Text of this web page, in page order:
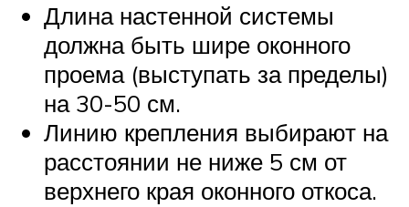
Длина настенной системы
должна быть шире оконного
проема (выступать за пределы)
на 30-50 см.
Линию крепления выбирают на
расстоянии не ниже 5 см от
верхнего края оконного откоса.